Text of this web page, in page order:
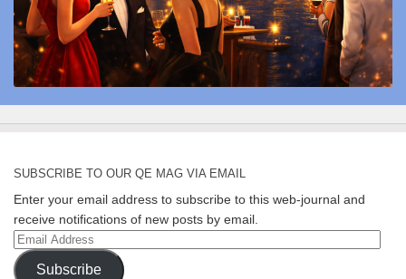
SUBSCRIBE TO OUR QE MAG VIA EMAIL
Enter your email address to subscribe to this web-journal and
receive notifications of new posts by email.
Email
Address
Subscribe